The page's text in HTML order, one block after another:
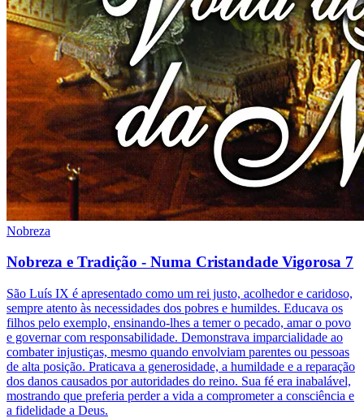
Nobreza
Nobreza e Tradição - Numa Cristandade Vigorosa 7
São Luís IX é apresentado como um rei justo, acolhedor e caridoso,
sempre atento às necessidades dos pobres e humildes. Educava os
filhos pelo exemplo, ensinando-lhes a temer o pecado, amar o povo
e governar com responsabilidade. Demonstrava imparcialidade ao
combater injustiças, mesmo quando envolviam parentes ou pessoas
de alta posição. Praticava a generosidade, a humildade e a reparação
dos danos causados por autoridades do reino. Sua fé era inabalável,
mostrando que preferia perder a vida a comprometer a consciência e
a fidelidade a Deus.